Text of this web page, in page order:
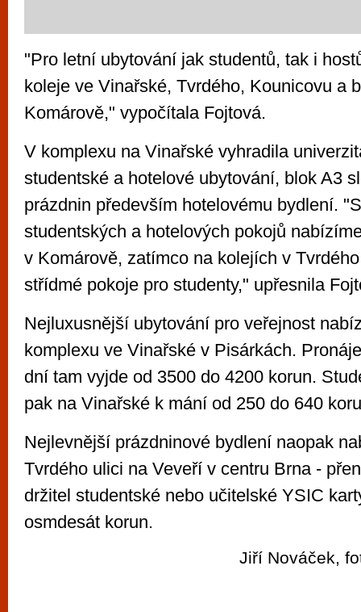
"Pro letní ubytování jak studentů, tak i
koleje ve Vinařské, Tvrdého, Kounicovu a
Komárově," vypočítala Fojtová.
V komplexu na Vinařské vyhradila
studentské a hotelové ubytování, blok A3
prázdnin především hotelovému bydlení.
studentských a hotelových pokojů
v Komárově, zatímco na kolejích v
střídmé pokoje pro studenty," upřesnila
Nejluxusnější ubytování pro veřejnost
komplexu ve Vinařské v Pisárkách.
dní tam vyjde od 3500 do 4200 korun.
pak na Vinařské k mání od 250 do 640
Nejlevnější prázdninové bydlení naopak
Tvrdého ulici na Veveří v centru Brna -
držitel studentské nebo učitelské YSIC
osmdesát korun.
Jiří Nováček,